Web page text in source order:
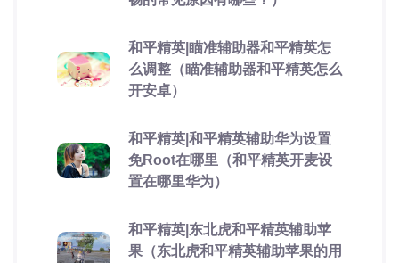
和平精英|瞄准辅助器和平精英怎
么调整（瞄准辅助器和平精英怎么
开安卓）
和平精英|和平精英辅助华为设置
免Root在哪里（和平精英开麦设
置在哪里华为）
和平精英|东北虎和平精英辅助苹
果（东北虎和平精英辅助苹果的用